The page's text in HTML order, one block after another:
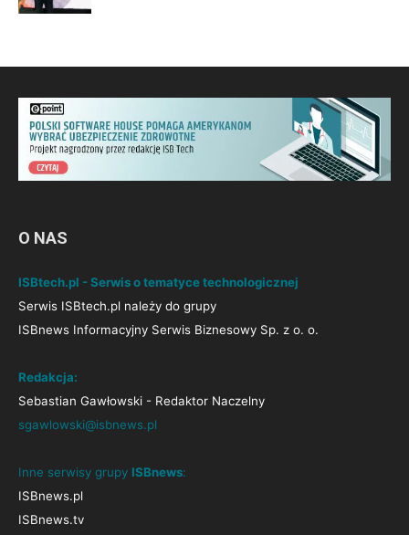
O NAS
ISBtech.pl - Serwis o tematyce technologicznej
Serwis ISBtech.pl należy do grupy
ISBnews Informacyjny Serwis Biznesowy Sp. z o. o.
Redakcja:
Sebastian Gawłowski - Redaktor Naczelny
sgawlowski@isbnews.pl
Inne serwisy grupy ISBnews:
ISBnews.pl
ISBnews.tv